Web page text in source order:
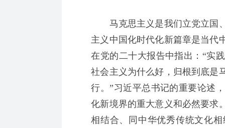
马克思主义是我们立党立国、
主义中国化时代化新篇章是当代
在党的二十大报告中指出：“实
社会主义为什么好，归根到底是
行。”习近平总书记的重要论述
化新境界的重大意义和必然要求
相结合、同中华优秀传统文化